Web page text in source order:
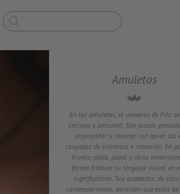
Amuletos
En los amuletos, el universo de Fito
cercano y personal. Son piezas
acompañar y resonar con quien las
cargadas de símbolos e intención. En
bronce, plata, papel y otros
forma traduce su lenguaje visual en
significativos. Sus acabados, de
contemporáneos, permiten que estos